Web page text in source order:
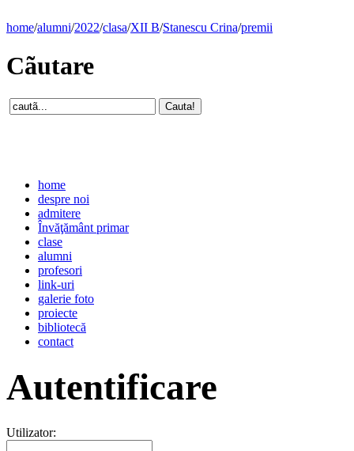
home/alumni/2022/clasa/XII B/Stanescu Crina/premii
Cãutare
home
despre noi
admitere
Învăţământ primar
clase
alumni
profesori
link-uri
galerie foto
proiecte
bibliotecă
contact
Autentificare
Utilizator: